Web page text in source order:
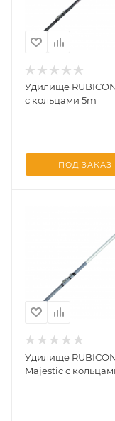
Удилище
с кольцами 5m
ПОД ЗАКАЗ
Удилище RUBICON
Majestic с